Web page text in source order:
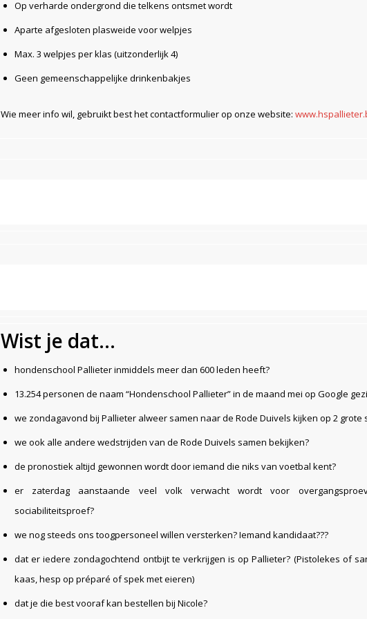
Op verharde ondergrond die telkens ontsmet wordt
Aparte afgesloten plasweide voor welpjes
Max. 3 welpjes per klas (uitzonderlijk 4)
Geen gemeenschappelijke drinkenbakjes
Wie meer info wil, gebruikt best het contactformulier op onze website:
Wist je dat…
hondenschool Pallieter inmiddels meer dan 600 leden heeft?
13.254 personen de naam “Hondenschool Pallieter” in de maand mei op Google
we zondagavond bij Pallieter alweer samen naar de Rode Duivels kijken op 2 grote
we ook alle andere wedstrijden van de Rode Duivels samen bekijken?
de pronostiek altijd gewonnen wordt door iemand die niks van voetbal kent?
er zaterdag aanstaande veel volk verwacht wordt voor
sociabiliteitsproef?
we nog steeds ons toogpersoneel willen versterken? Iemand kandidaat???
dat er iedere zondagochtend ontbijt te verkrijgen is op Pallieter? (Pistolekes of
kaas, hesp op préparé of spek met eieren)
dat je die best vooraf kan bestellen bij Nicole?